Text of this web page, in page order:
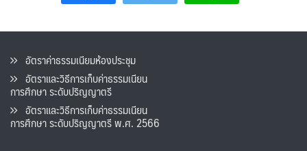
อัตราค่าธรรมเนียมห้องประชุม
อัตราและวิธีการเก็บค่าธรรมเนียน
การศึกษา ระดับปริญญาตรี
อัตราและวิธีการเก็บค่าธรรมเนียน
การศึกษา ระดับปริญญาตรี พ.ศ. 2566